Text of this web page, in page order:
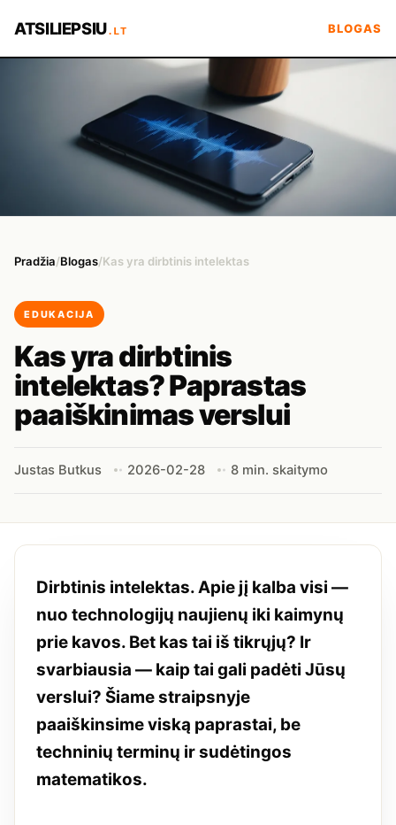
ATSILIEPSIU.LT BLOGAS
Pradžia/Blogas/Kas yra dirbtinis intelektas
EDUKACIJA
Kas yra dirbtinis
intelektas? Paprastas
paaiškinimas verslui
Justas Butkus 2026-02-28 8 min. skaitymo
Dirbtinis intelektas. Apie jį kalba visi —
nuo technologijų naujienų iki kaimynų
prie kavos. Bet kas tai iš tikrųjų? Ir
svarbiausia — kaip tai gali padėti Jūsų
verslui? Šiame straipsnyje
paaiškinsime viską paprastai, be
techninių terminų ir sudėtingos
matematikos.